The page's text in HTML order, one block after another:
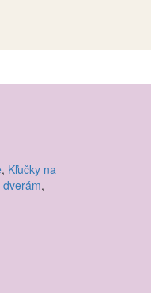
, Kľučky na
dverám,